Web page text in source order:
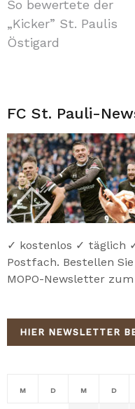
So bewertete der
„Kicker” St. Paulis
Östigard
FC St. Pauli-
✓ kostenlos ✓ täglich
Postfach. Bestellen
MOPO-Newsletter
HIER NEWSLETTER
M D M D